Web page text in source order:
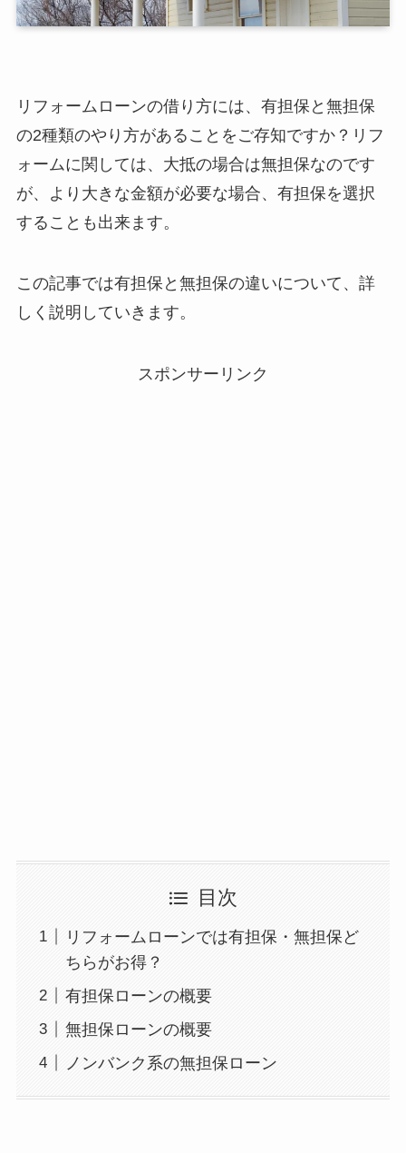
リフォームローンの借り方には、有担保と無担保
の2種類のやり方があることをご存知ですか？リフ
ォームに関しては、大抵の場合は無担保なのです
が、より大きな金額が必要な場合、有担保を選択
することも出来ます。
この記事では有担保と無担保の違いについて、詳
しく説明していきます。
スポンサーリンク
目次
リフォームローンでは有担保・無担保ど
ちらがお得？
有担保ローンの概要
無担保ローンの概要
ノンバンク系の無担保ローン